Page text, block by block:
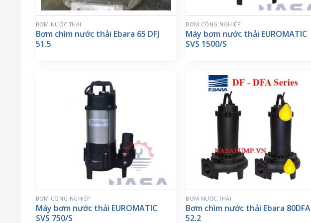
BƠM NƯỚC THẢI
Bơm chìm nước thải Ebara 65 DFJ
51.5
BƠM CÔNG NGHIỆP
Máy bơm nước thải EUROMATIC
SVS 1500/S
BƠM CÔNG NGHIỆP
Máy bơm nước thải EUROMATIC
SVS 750/S
BƠM NƯỚC THẢI
Bơm chìm nước thải Ebara 80DFA
52.2